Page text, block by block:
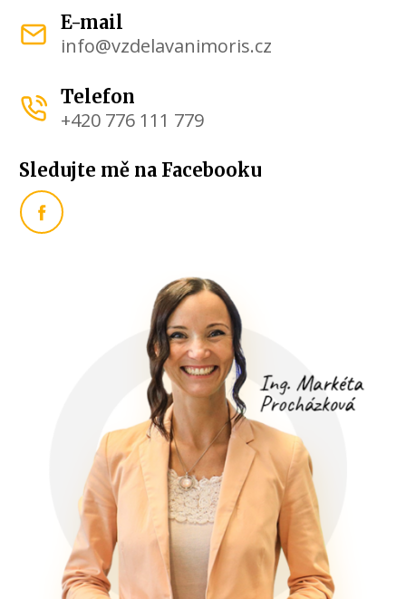
E-mail
info@vzdelavanimoris.cz
Telefon
+420 776 111 779
Sledujte mě na Facebooku